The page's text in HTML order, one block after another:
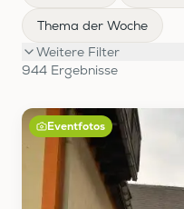
Thema der Woche
Weitere Filter
944 Ergebnisse
Eventfotos